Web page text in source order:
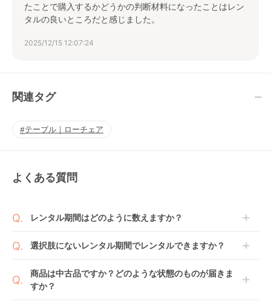
たことで購入するかどうかの判断材料になったことはレン
タルの良いところだと感じました。
2025/12/15 12:07:24
関連タグ
テーブル｜ローチェア
よくある質問
レンタル期間はどのように数えますか？
開始日1日目となります。
日までに配送業者（佐川急便）に商品の引渡しとなり
ます。
選択肢にないレンタル期間でレンタルできますか？
間の利用が可能です。
例えば4ヶ月の場合、3ヶ月レンタル＋1ヶ月延長とし
商品は中古品ですか？どのような状態のものが届きま
すか？